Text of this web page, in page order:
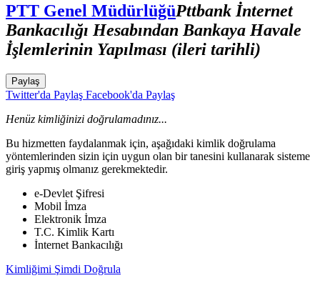
PTT Genel MüdürlüğüPttbank İnternet
Bankacılığı Hesabından Bankaya Havale
İşlemlerinin Yapılması (ileri tarihli)
Paylaş
Twitter'da Paylaş Facebook'da Paylaş
Henüz kimliğinizi doğrulamadınız...
Bu hizmetten faydalanmak için, aşağıdaki kimlik doğrulama
yöntemlerinden sizin için uygun olan bir tanesini kullanarak sisteme
giriş yapmış olmanız gerekmektedir.
e-Devlet Şifresi
Mobil İmza
Elektronik İmza
T.C. Kimlik Kartı
İnternet Bankacılığı
Kimliğimi Şimdi Doğrula